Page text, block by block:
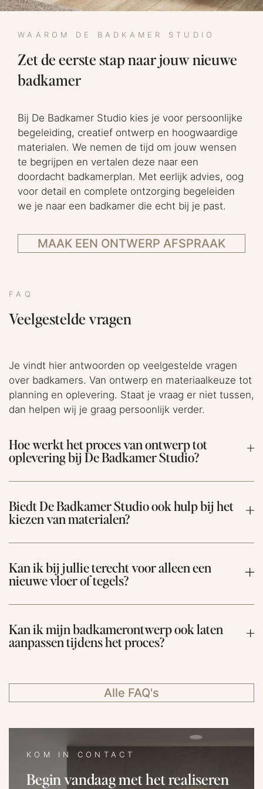
WAAROM DE BADKAMER STUDIO
Zet de eerste stap naar jouw nieuwe
badkamer
Bij De Badkamer Studio kies je voor persoonlijke
begeleiding, creatief ontwerp en hoogwaardige
materialen. We nemen de tijd om jouw wensen
te begrijpen en vertalen deze naar een
doordacht badkamerplan. Met eerlijk advies, oog
voor detail en complete ontzorging begeleiden
we je naar een badkamer die echt bij je past.
MAAK EEN ONTWERP AFSPRAAK
FAQ
Veelgestelde vragen
Je vindt hier antwoorden op veelgestelde vragen
over badkamers. Van ontwerp en materiaalkeuze tot
planning en oplevering. Staat je vraag er niet tussen,
dan helpen wij je graag persoonlijk verder.
Hoe werkt het proces van ontwerp tot
oplevering bij De Badkamer Studio?
Biedt De Badkamer Studio ook hulp bij het
kiezen van materialen?
Kan ik bij jullie terecht voor alleen een
nieuwe vloer of tegels?
Kan ik mijn badkamerontwerp ook laten
aanpassen tijdens het proces?
Alle FAQ's
KOM IN CONTACT
Begin vandaag met het realiseren